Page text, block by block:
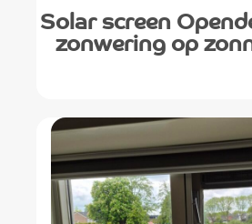
Solar screen
zonwering op